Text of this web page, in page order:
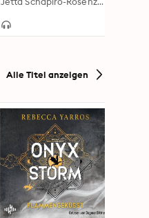
Tochter kämpfen ums
Alle Titel anzeigen